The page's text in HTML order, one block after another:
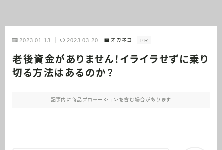
2023.01.13 2023.03.20 オカネコ PR
老後資金がありません！イライラせずに乗り
切る方法はあるのか？
記事内に商品プロモーションを含む場合があります